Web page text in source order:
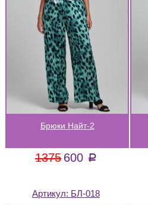
Брюки Найт-2
1375 600 a
Артикул: БЛ-018